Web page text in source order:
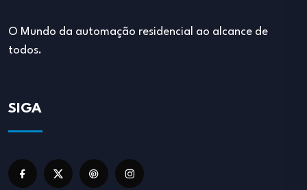
O Mundo da automação residencial ao alcance de
todos.
SIGA